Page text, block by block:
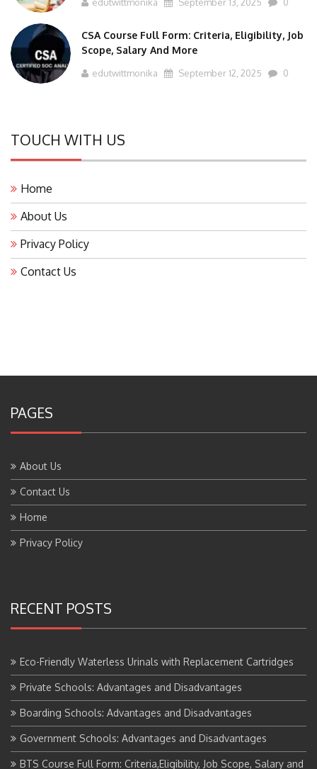
CSA Course Full Form: Criteria, Eligibility, Job
Scope, Salary And More
edutwittmonika September 12, 2025 0
TOUCH WITH US
Home
About Us
Privacy Policy
Contact Us
PAGES
About Us
Contact Us
Home
Privacy Policy
RECENT POSTS
Eco-Friendly Waterless Urinals with Replacement Cartridges
Private Schools: Advantages and Disadvantages
Boarding Schools: Advantages and Disadvantages
Government Schools: Advantages and Disadvantages
BTS Course Full Form: Criteria,Eligibility, Job Scope, Salary and